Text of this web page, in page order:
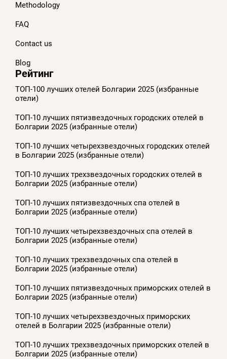
Methodology
FAQ
Contact us
Blog
Рейтинг
ТОП-100 лучших отелей Болгарии 2025 (избранные
отели)
ТОП-10 лучших пятизвездочных городских отелей в
Болгарии 2025 (избранные отели)
ТОП-10 лучших четырехзвездочных городских отелей
в Болгарии 2025 (избранные отели)
ТОП-10 лучших трехзвездочных городских отелей в
Болгарии 2025 (избранные отели)
ТОП-10 лучших пятизвездочных спа отелей в
Болгарии 2025 (избранные отели)
ТОП-10 лучших четырехзвездочных спа отелей в
Болгарии 2025 (избранные отели)
ТОП-10 лучших трехзвездочных спа отелей в
Болгарии 2025 (избранные отели)
ТОП-10 лучших пятизвездочных приморских отелей в
Болгарии 2025 (избранные отели)
ТОП-10 лучших четырехзвездочных приморских
отелей в Болгарии 2025 (избранные отели)
ТОП-10 лучших трехзвездочных приморских отелей в
Болгарии 2025 (избранные отели)